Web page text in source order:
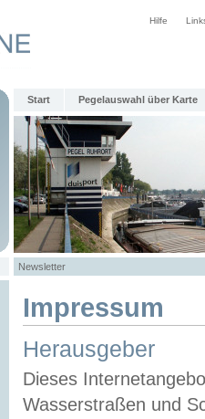
Hilfe
Start Pegelauswahl über Karte
Newsletter
Impressum
Herausgeber
Dieses
Wasserstraßen und